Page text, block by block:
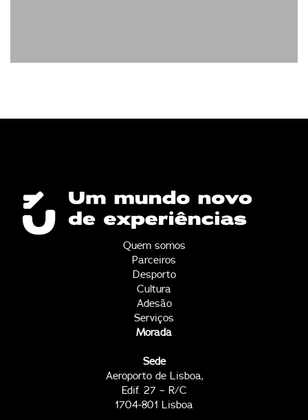
Quem somos
Parceiros
Desporto
Cultura
Adesão
Serviços
Morada
Sede
Aeroporto de Lisboa,
Edif. 27 – R/C
1704-801 Lisboa